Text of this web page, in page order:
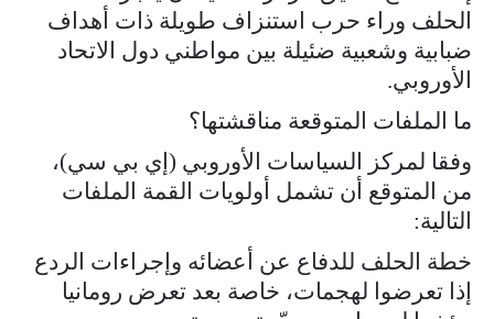
الحلف وراء حرب استنزاف طويلة ذات أهداف
ضبابية وشعبية ضئيلة بين مواطني دول الاتحاد
الأوروبي.
ما الملفات المتوقعة مناقشتها؟
وفقا لمركز السياسات الأوروبي (إي بي سي)،
من المتوقع أن تشمل أولويات القمة الملفات
التالية:
خطة الحلف للدفاع عن أعضائه وإجراءات الردع
إذا تعرضوا لهجمات، خاصة بعد تعرض رومانيا